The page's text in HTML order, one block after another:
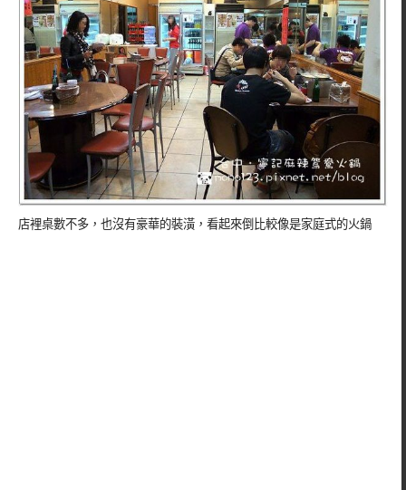
店裡桌數不多，也沒有豪華的裝潢，看起來倒比較像是家庭式的火鍋